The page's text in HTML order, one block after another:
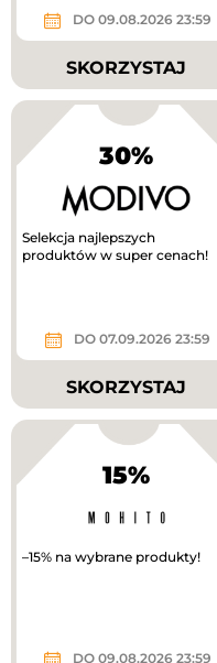
DO 09.08.2026 23:59
SKORZYSTAJ
30%
Selekcja najlepszych
produktów w super cenach!
DO 07.09.2026 23:59
SKORZYSTAJ
15%
–15% na wybrane produkty!
DO 09.08.2026 23:59